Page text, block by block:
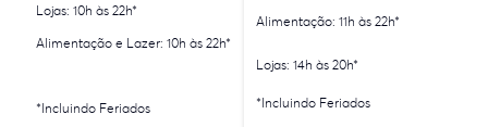
Lojas: 10h às 22h*
Alimentação e Lazer: 10h às 22h*
*Incluindo Feriados
Alimentação: 11h às 22h*
Lojas: 14h às 20h*
*Incluindo Feriados